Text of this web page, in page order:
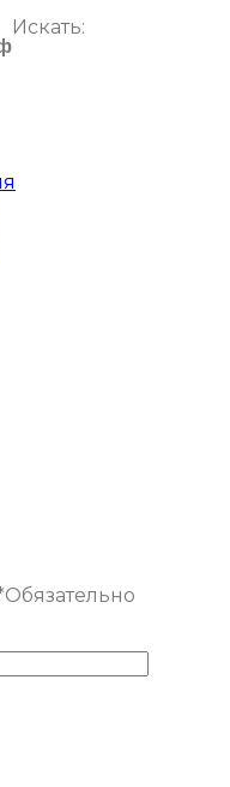
Искать:
Обязательно